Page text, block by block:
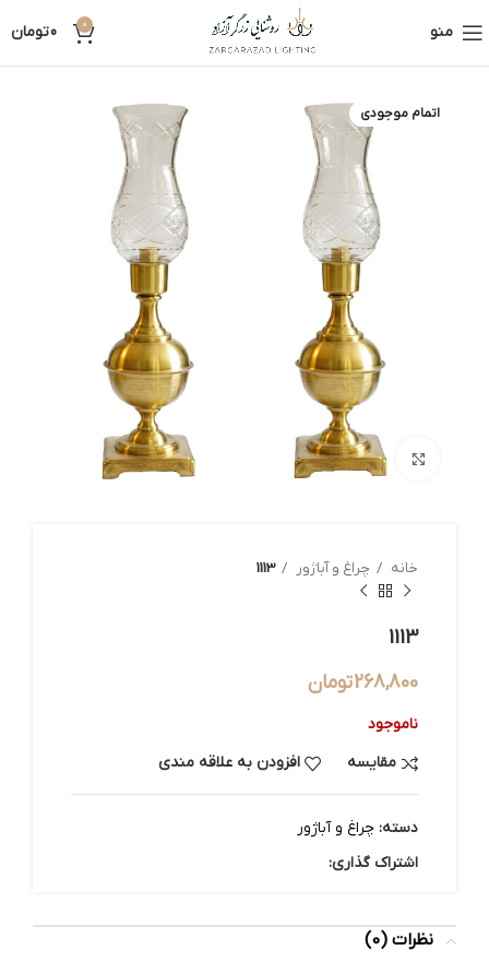
منو 0
0تومان
اتمام موجودی
بزرگنمایی تصویر
خانه چراغ و آباژور 1113
1113
268,800تومان
ناموجود
مقایسه
افزودن به علاقه مندی
دسته: چراغ و آباژور
اشتراک گذاری:
نظرات (0)